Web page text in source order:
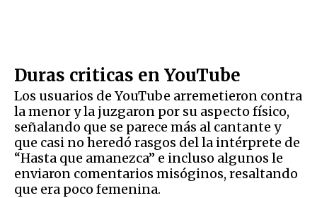
Duras criticas en YouTube
Los usuarios de YouTube arremetieron contra
la menor y la juzgaron por su aspecto físico,
señalando que se parece más al cantante y
que casi no heredó rasgos del la intérprete de
“Hasta que amanezca” e incluso algunos le
enviaron comentarios misóginos, resaltando
que era poco femenina.